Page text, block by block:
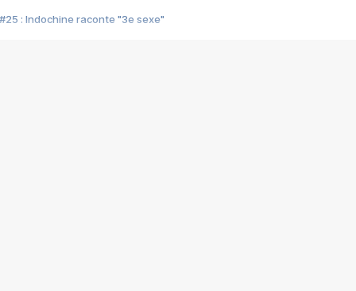
#25 : Indochine raconte "3e sexe"